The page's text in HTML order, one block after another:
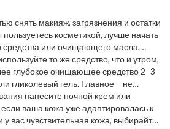
снять макияж, загрязнения и остатки
косметикой, лучше начать
средства или очищающего масла,
без раздражения.
то же средство, что и утром,
глубокое очищающее средство 2–3
гликолевый гель. Главное – не
частое скрабирование разрушает
чувствительность.
нанесите ночной крем или
ваша кожа уже адаптировалась к
у вас чувствительная кожа, выбирайте